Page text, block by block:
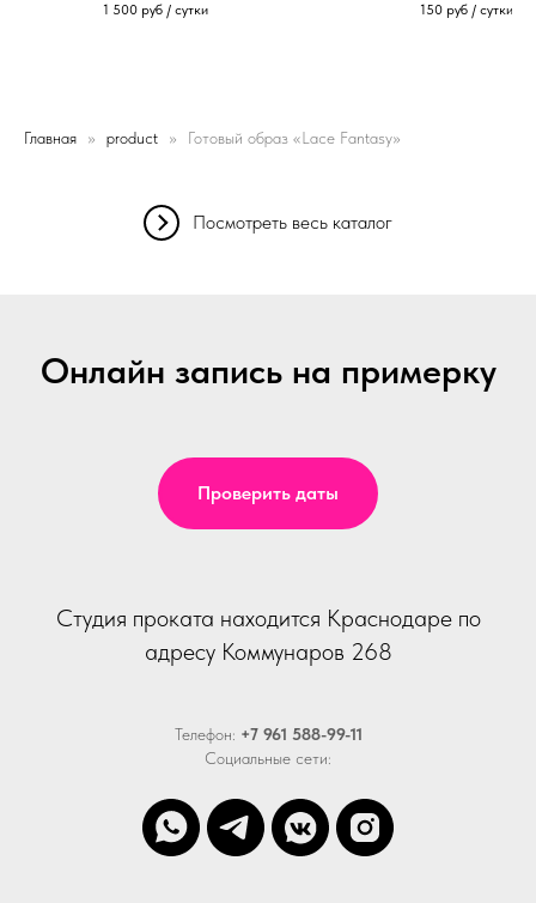
1 500 руб / сутки 150 руб / сутки
Главная product Готовый образ «Lace Fantasy»
Посмотреть весь каталог
Онлайн запись на примерку
Проверить даты
Студия проката находится Краснодаре по
адресу Коммунаров 268
Телефон: +7 961 588-99-11
Социальные сети: